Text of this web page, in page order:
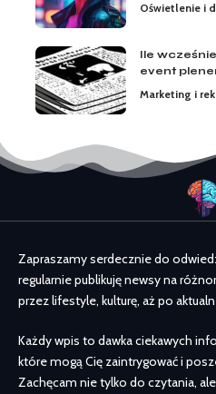
Oświetlenie i
Ile
event
Marketing i
Zapraszamy serdecznie do
regularnie publikuję newsy na
przez lifestyle, kulturę, aż po
Każdy wpis to dawka ciekawych
które mogą Cię zaintrygować i
Zachęcam nie tylko do czytania,